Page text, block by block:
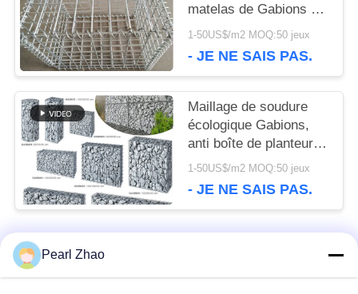
NOUVELLES
LES
AFFAIRES
PLAN
DU
SITE
matelas de Gabions de
grillage/forme ronde
1-50US$/m2 MOQ:50 jeux
- JE NE SAIS PAS.
Maillage de soudure
écologique Gabions,
anti boîte de planteur
de Gabion de corrosion
1-50US$/m2 MOQ:50 jeux
- JE NE SAIS PAS.
Catégories populaires Tous
Pearl Zhao